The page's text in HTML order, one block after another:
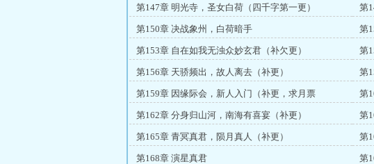
第147章 明光寺，圣女白荷（四千字第一更） 第
第150章 决战象州，白荷暗手 第
第153章 自在如我无浊众妙玄君（补欠更） 第
第156章 天骄频出，故人离去（补更） 第
第159章 因缘际会，新人入门（补更，求月票 第
第162章 分身归山河，南海有喜宴（补更） 第
第165章 青冥真君，陨月真人（补更） 第
第168章 演星真君 第